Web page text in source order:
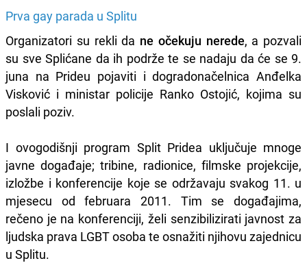
Prva gay parada u Splitu
Organizatori su rekli da ne očekuju nerede, a pozvali
su sve Splićane da ih podrže te se nadaju da će se 9.
juna na Prideu pojaviti i dogradonačelnica Anđelka
Visković i ministar policije Ranko Ostojić, kojima su
poslali poziv.
I ovogodišnji program Split Pridea uključuje mnoge
javne događaje; tribine, radionice, filmske projekcije,
izložbe i konferencije koje se održavaju svakog 11. u
mjesecu od februara 2011. Tim se događajima,
rečeno je na konferenciji, želi senzibilizirati javnost za
ljudska prava LGBT osoba te osnažiti njihovu zajednicu
u Splitu.